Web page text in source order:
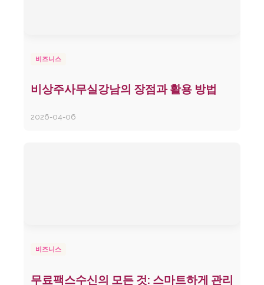
비즈니스
비상주사무실강남의 장점과 활용 방법
2026-04-06
비즈니스
무료팩스수신의 모든 것: 스마트하게 관리